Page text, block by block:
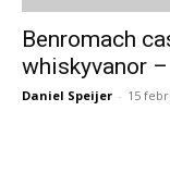
Benromach
whiskyvanor
Daniel Speijer - 15